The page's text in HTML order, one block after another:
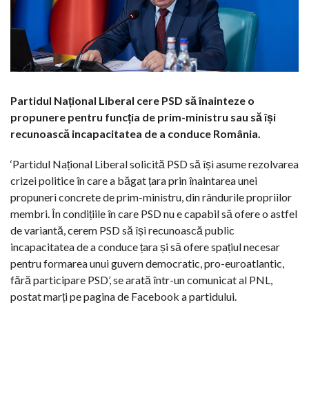
Partidul Național Liberal cere PSD să înainteze o
propunere pentru funcția de prim-ministru sau să își
recunoască incapacitatea de a conduce România.
‘Partidul Național Liberal solicită PSD să își asume rezolvarea
crizei politice în care a băgat țara prin înaintarea unei
propuneri concrete de prim-ministru, din rândurile propriilor
membri. În condițiile în care PSD nu e capabil să ofere o astfel
de variantă, cerem PSD să își recunoască public
incapacitatea de a conduce țara și să ofere spațiul necesar
pentru formarea unui guvern democratic, pro-euroatlantic,
fără participare PSD’, se arată într-un comunicat al PNL,
postat marți pe pagina de Facebook a partidului.